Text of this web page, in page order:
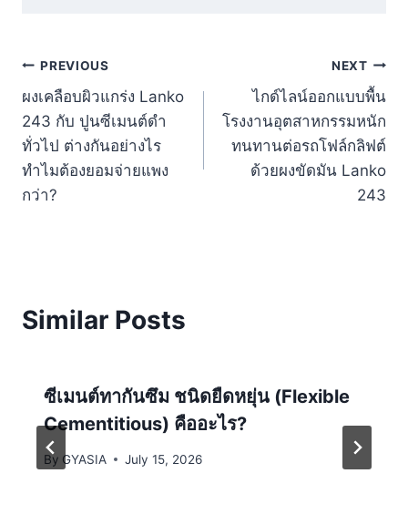
Post
navigation
PREVIOUS
ผงเคลือบผิวแกร่ง Lanko
243 กับ ปูนซีเมนต์ดำ
ทั่วไป ต่างกันอย่างไร
ทำไมต้องยอมจ่ายแพง
กว่า?
NEXT
ไกด์ไลน์ออกแบบพื้น
โรงงานอุตสาหกรรมหนัก
ทนทานต่อรถโฟล์กลิฟต์
ด้วยผงขัดมัน Lanko
243
Similar Posts
ซีเมนต์ทากันซึม ชนิดยืดหยุ่น (Flexible
Cementitious) คืออะไร?
By GYASIA July 15, 2026